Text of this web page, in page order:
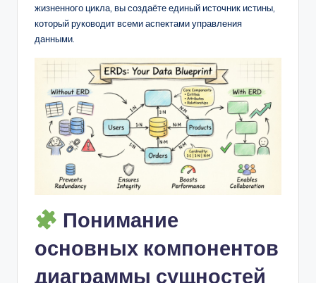
siжизненного цикла, вы создаёте единый источник истины,
который руководит всеми аспектами управления
данными.
Понимание
основных компонентов
диаграммы сущностей